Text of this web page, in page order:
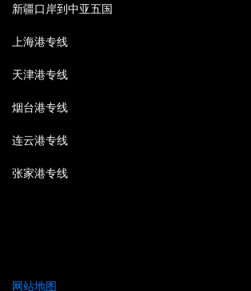
新疆口岸到中亚五国
上海港专线
天津港专线
烟台港专线
连云港专线
张家港专线
网站地图